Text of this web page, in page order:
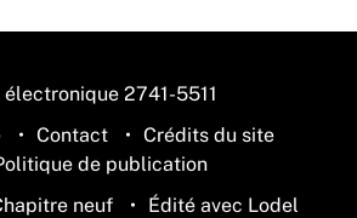
électronique 2741-5511
Contact
Crédits du site
de publication
neuf
Édité avec Lodel